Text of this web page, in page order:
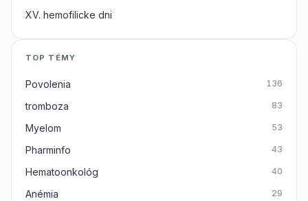
XV. hemofilicke dni
TOP TÉMY
Povolenia 136
tromboza 83
Myelom 53
Pharminfo 43
Hematoonkológ 40
Anémia 29